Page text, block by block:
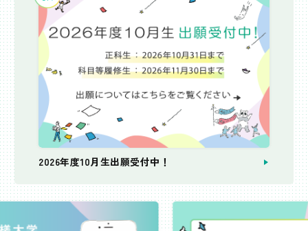
2026年度10月生出願受付中！